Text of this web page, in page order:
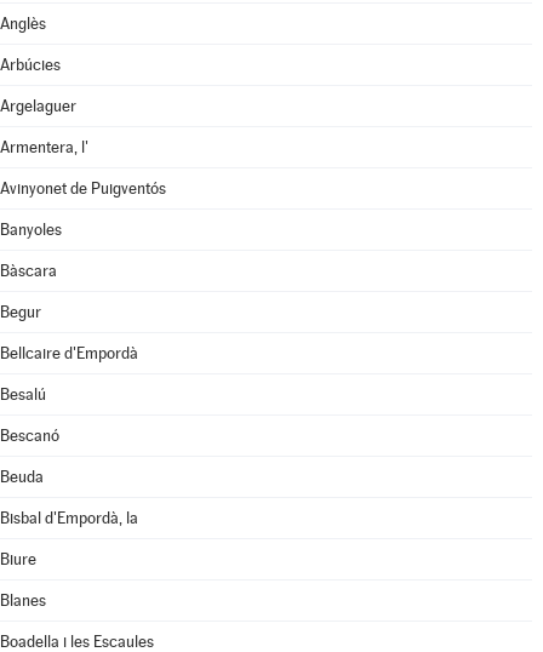
Anglès
Arbúcies
Argelaguer
Armentera, l'
Avinyonet de Puigventós
Banyoles
Bàscara
Begur
Bellcaire d'Empordà
Besalú
Bescanó
Beuda
Bisbal d'Empordà, la
Biure
Blanes
Boadella i les Escaules